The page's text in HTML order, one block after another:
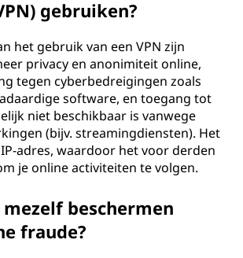
gebruiken?
het gebruik van een VPN zijn
privacy en anonimiteit online,
tegen cyberbedreigingen zoals
software, en toegang tot
niet beschikbaar is vanwege
(bijv. streamingdiensten). Het
adres, waardoor het voor derden
je online activiteiten te volgen.
beschermen
fraude?